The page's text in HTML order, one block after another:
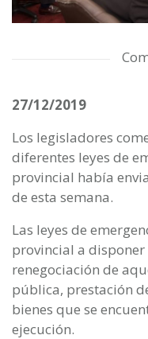
27/12/2019
Los legisladores
diferentes leyes de
provincial había
de esta semana.
Las leyes de
provincial a
renegociación de
pública, prestación
bienes que se
ejecución.